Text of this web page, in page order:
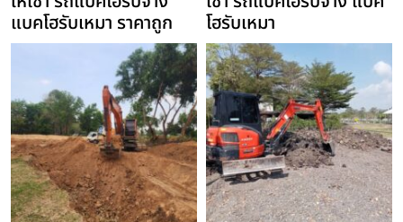
แบคโฮรับเหมา ราคาถูก
โฮรับเหมา